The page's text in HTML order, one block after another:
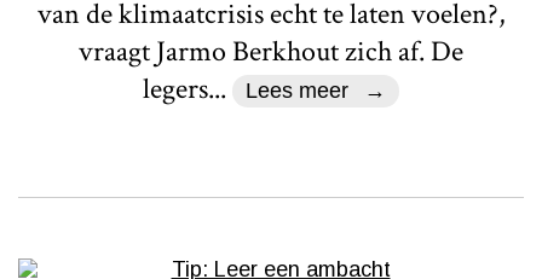
van de klimaatcrisis echt te laten voelen?,
vraagt Jarmo Berkhout zich af. De
legers...
Lees meer